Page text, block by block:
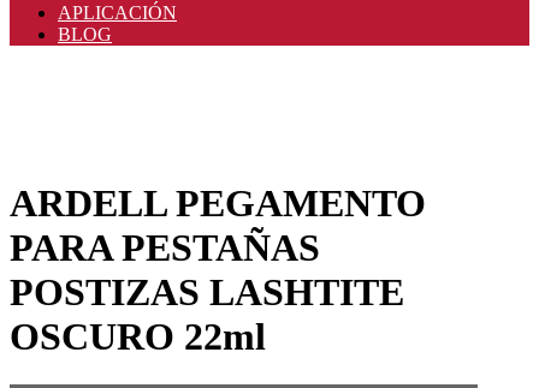
APLICACIÓN
BLOG
ARDELL PEGAMENTO
PARA PESTAÑAS
POSTIZAS LASHTITE
OSCURO 22ml